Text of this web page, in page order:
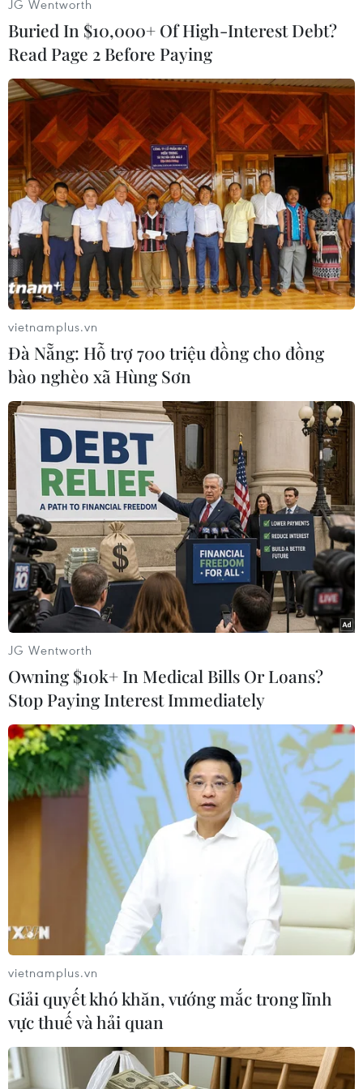
toàn cầu với độ chính xác cao.
Hệ thống bắt đầu hoạt động từ năm 2016. Các
dịch vụ sẽ phát triển cùng với việc triển khai cơ
sở hạ tầng cho đến khi đạt được khả năng hoạt
động đầy đủ.
Hệ thống khi được triển khai đầy đủ sẽ bao gồm
30 vệ tinh./.
(TTXVN/Vietnam+)
#SpaceX #Cơ quan Vũ trụ châu Âu
#Vệ tinh Galileo
#Vệ tinh dẫn đường
#Tên lửa Falcon 9
#Định vị toàn cầu
Mỹ
TIN LIÊN QUAN
Tàu vụ trụ Dragon của SpaceX mang
nhiều mẫu vật không gian về Trái Đất
JG Wentworth
Buried In $10,000+ Of High-Interest Debt?
Read Page 2 Before Paying
vietnamplus.vn
Đà Nẵng: Hỗ trợ 700 triệu đồng cho đồng
bào nghèo xã Hùng Sơn
JG Wentworth
Owning $10k+ In Medical Bills Or Loans?
Stop Paying Interest Immediately
vietnamplus.vn
Giải quyết khó khăn, vướng mắc trong lĩnh
vực thuế và hải quan